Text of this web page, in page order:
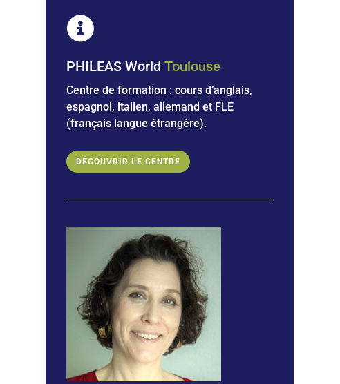

PHILEAS World Toulouse
Centre de formation : cours d’anglais,
espagnol, italien, allemand et FLE
(français langue étrangère).
DÉCOUVRIR LE CENTRE